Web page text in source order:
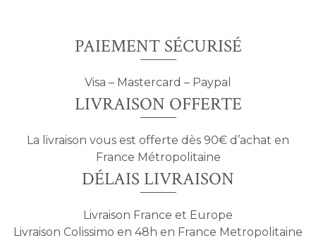
PAIEMENT SÉCURISÉ
Visa – Mastercard – Paypal
LIVRAISON OFFERTE
La livraison vous est offerte dès 90€ d’achat en
France Métropolitaine
DÉLAIS LIVRAISON
Livraison France et Europe
Livraison Colissimo en 48h en France Metropolitaine